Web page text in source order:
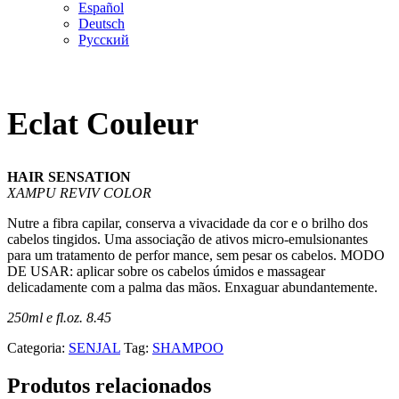
Español
Deutsch
Русский
Eclat Couleur
HAIR SENSATION
XAMPU REVIV COLOR
Nutre a fibra capilar, conserva a vivacidade da cor e o brilho dos
cabelos tingidos. Uma associação de ativos micro-emulsionantes
para um tratamento de perfor mance, sem pesar os cabelos. MODO
DE USAR: aplicar sobre os cabelos úmidos e massagear
delicadamente com a palma das mãos. Enxaguar abundantemente.
250ml e fl.oz. 8.45
Categoria: SENJAL Tag: SHAMPOO
Produtos relacionados